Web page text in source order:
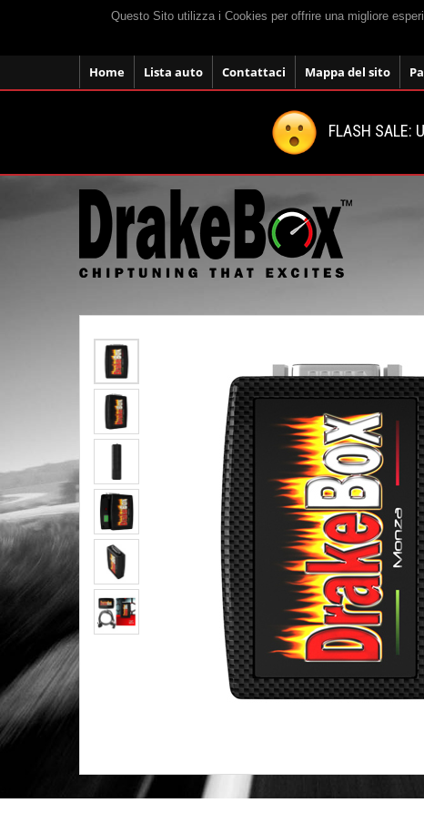
Questo Sito utilizza i Cookies per offrire una migliore
Home Lista auto Contattaci Mappa del sito
FLASH SALE: